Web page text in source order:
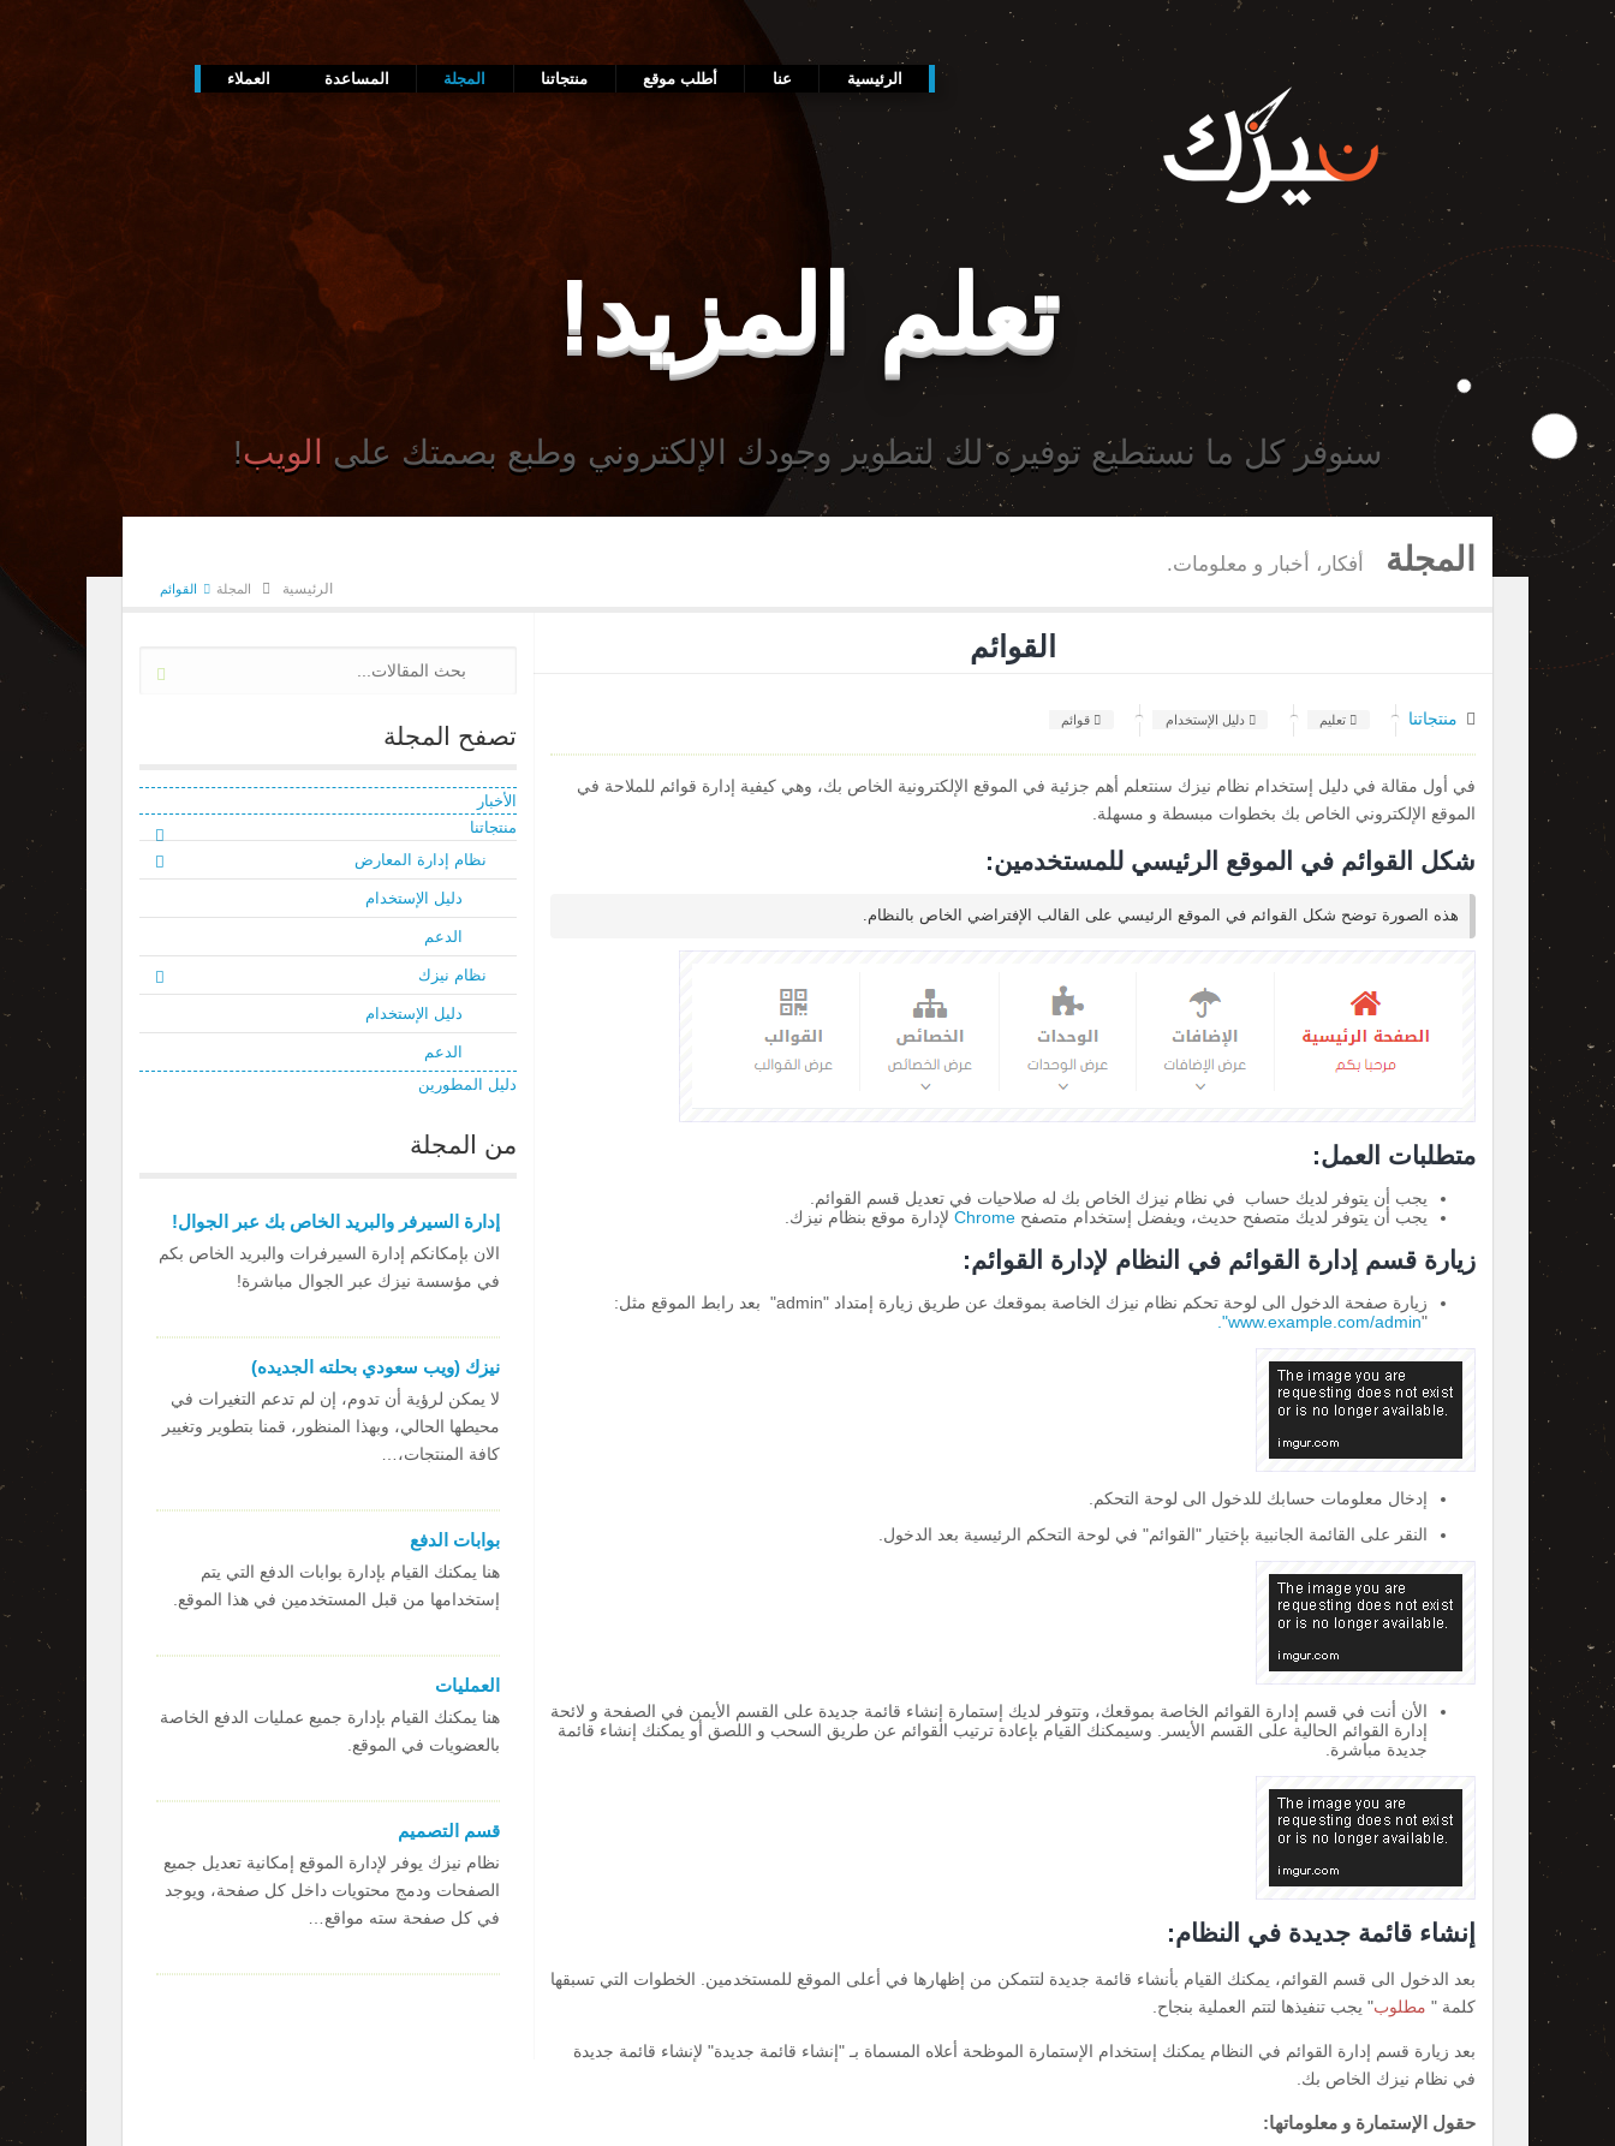
الرئيسية عنا أطلب موقع منتجاتنا المجلة المساعدة العملاء
تعلم المزيد!
سنوفر كل ما نستطيع توفيره لك لتطوير وجودك الإلكتروني وطبع بصمتك على الويب!
الرئيسية المجلة القوائم
المجلة أفكار، أخبار و معلومات.
القوائم
منتجاتنا تعليم دليل الإستخدام قوائم
في أول مقالة في دليل إستخدام نظام نيزك سنتعلم أهم جزئية في الموقع الإلكترونية الخاص بك، وهي كيفية إدارة قوائم للملاحة في
الموقع الإلكتروني الخاص بك بخطوات مبسطة و مسهلة.
شكل القوائم في الموقع الرئيسي للمستخدمين:
هذه الصورة توضح شكل القوائم في الموقع الرئيسي على القالب الإفتراضي الخاص بالنظام.
متطلبات العمل:
يجب أن يتوفر لديك حساب في نظام نيزك الخاص بك له صلاحيات في تعديل قسم القوائم.
يجب أن يتوفر لديك متصفح حديث، ويفضل إستخدام متصفح Chrome لإدارة موقع بنظام نيزك.
زيارة قسم إدارة القوائم في النظام لإدارة القوائم:
زيارة صفحة الدخول الى لوحة تحكم نظام نيزك الخاصة بموقعك عن طريق زيارة إمتداد "admin" بعد رابط الموقع مثل:
"
www.example.com/admin".
إدخال معلومات حسابك للدخول الى لوحة التحكم.
النقر على القائمة الجانبية بإختيار "القوائم" في لوحة التحكم الرئيسية بعد الدخول.
الأن أنت في قسم إدارة القوائم الخاصة بموقعك، وتتوفر لديك إستمارة إنشاء قائمة جديدة على القسم الأيمن في الصفحة و لائحة
إدارة القوائم الحالية على القسم الأيسر. وسيمكنك القيام بإعادة ترتيب القوائم عن طريق السحب و اللصق أو يمكنك إنشاء قائمة
جديدة مباشرة.
إنشاء قائمة جديدة في النظام:
بعد الدخول الى قسم القوائم، يمكنك القيام بأنشاء قائمة جديدة لتتمكن من إظهارها في أعلى الموقع للمستخدمين. الخطوات التي تسبقها
كلمة " مطلوب" يجب تنفيذها لتتم العملية بنجاح.
بعد زيارة قسم إدارة القوائم في النظام يمكنك إستخدام الإستمارة الموظحة أعلاه المسماة بـ "إنشاء قائمة جديدة" لإنشاء قائمة جديدة
في نظام نيزك الخاص بك.
حقول الإستمارة و معلوماتها:
تصفح المجلة
الأخبار
منتجاتنا
نظام إدارة المعارض
دليل الإستخدام
الدعم
نظام نيزك
دليل الإستخدام
الدعم
دليل المطورين
من المجلة
إدارة السيرفر والبريد الخاص بك عبر الجوال!
الان بإمكانكم إدارة السيرفرات والبريد الخاص بكم
في مؤسسة نيزك عبر الجوال مباشرة!
نيزك (ويب سعودي بحلته الجديده)
لا يمكن لرؤية أن تدوم، إن لم تدعم التغيرات في
محيطها الحالي، وبهذا المنظور، قمنا بتطوير وتغيير
كافة المنتجات،…
بوابات الدفع
هنا يمكنك القيام بإدارة بوابات الدفع التي يتم
إستخدامها من قبل المستخدمين في هذا الموقع.
العمليات
هنا يمكنك القيام بإدارة جميع عمليات الدفع الخاصة
بالعضويات في الموقع.
قسم التصميم
​نظام نيزك يوفر لإدارة الموقع إمكانية تعديل جميع
الصفحات ودمج محتويات داخل كل صفحة، ويوجد
في كل صفحة سته مواقع…